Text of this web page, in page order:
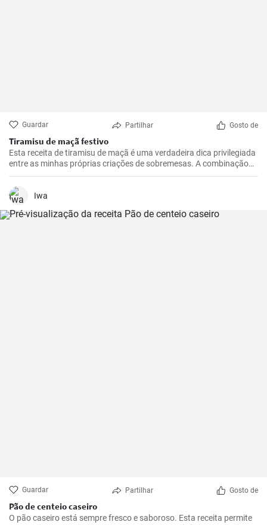
Guardar Partilhar Gosto de
Tiramisu de maçã festivo
Esta receita de tiramisu de maçã é uma verdadeira dica privilegiada
entre as minhas próprias criações de sobremesas. A combinação
de maçãs frescas e azedas, creme de mascarpone doce e cacau
com chocolate é irresistível. É uma reviravolta realmente
interessante e deliciosa no tradicional tiramisu que irá certamente
impressiona não só pelo seu sabor excecional, mas também pelo
Iwa
Guardar Partilhar Gosto de
Pão de centeio caseiro
O pão caseiro está sempre fresco e saboroso. Esta receita permite